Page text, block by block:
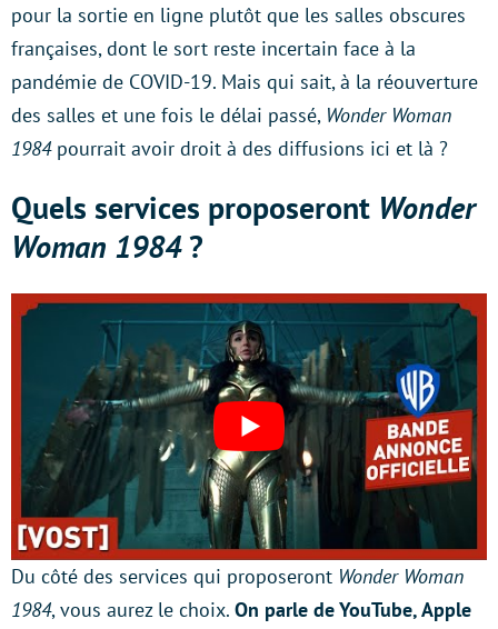
pour la sortie en ligne plutôt que les salles obscures
françaises, dont le sort reste incertain face à la
pandémie de COVID-19. Mais qui sait, à la réouverture
des salles et une fois le délai passé, Wonder Woman
1984pourrait avoir droit à des diffusions ici et là ?
Quels services proposeront Wonder
Woman 1984?
Du côté des services qui proposeront Wonder Woman
1984, vous aurez le choix. On parle de YouTube, Apple